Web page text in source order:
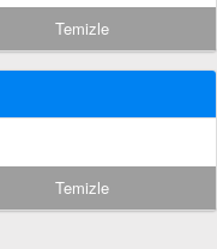
Temizle
Temizle